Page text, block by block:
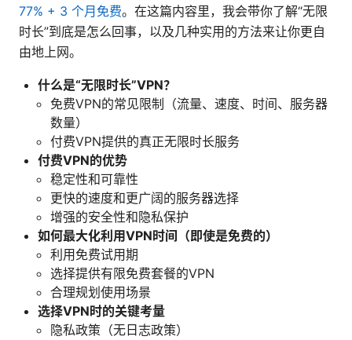
77% + 3 个月免费。在这篇内容里，我会带你了解“无限
时长”到底是怎么回事，以及几种实用的方法来让你更自
由地上网。
什么是“无限时长”VPN？
免费VPN的常见限制（流量、速度、时间、服务器
数量）
付费VPN提供的真正无限时长服务
付费VPN的优势
稳定性和可靠性
更快的速度和更广阔的服务器选择
增强的安全性和隐私保护
如何最大化利用VPN时间（即使是免费的）
利用免费试用期
选择提供有限免费套餐的VPN
合理规划使用场景
选择VPN时的关键考量
隐私政策（无日志政策）